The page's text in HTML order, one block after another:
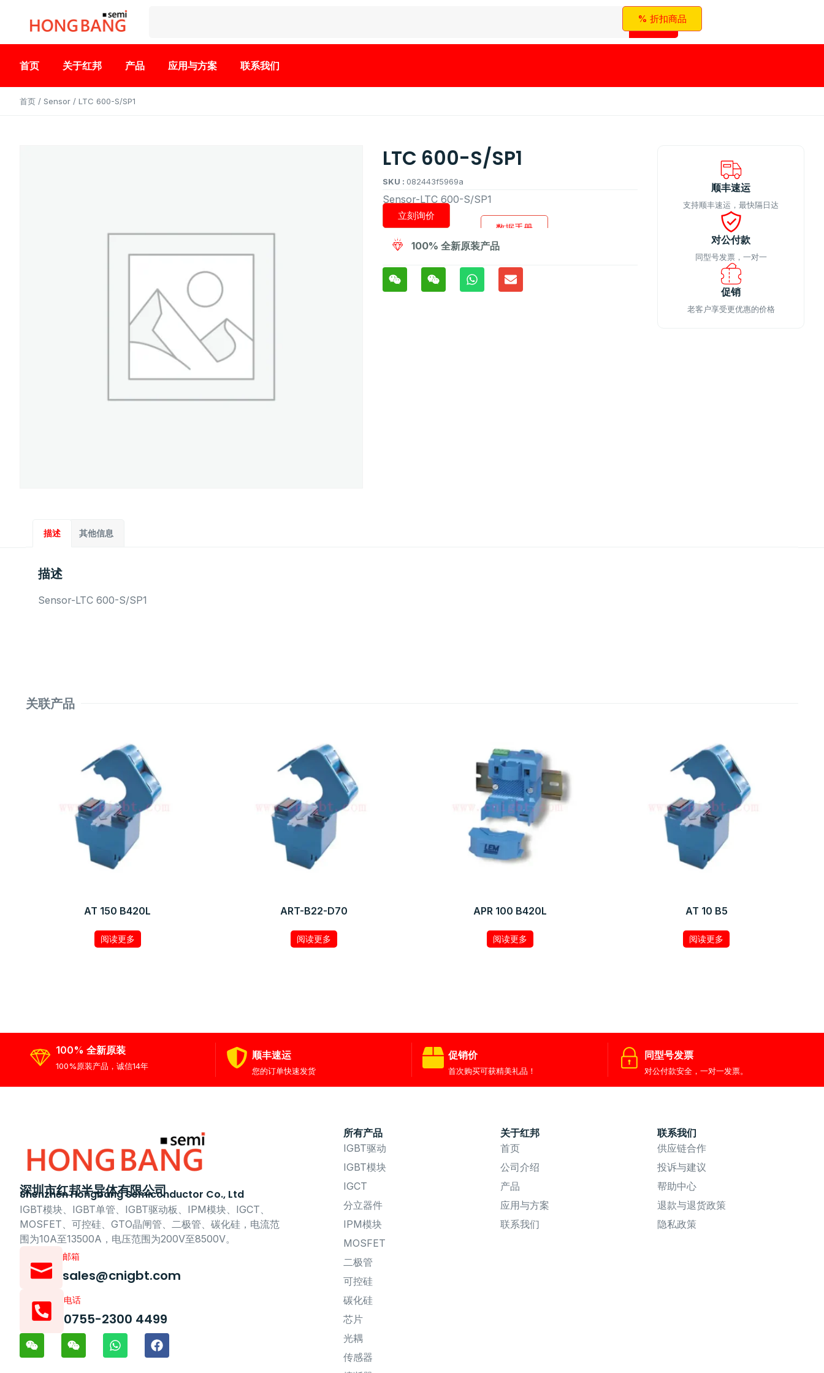
% 折扣商品
首页 关于红邦 产品 应用与方案 联系我们
首页 / Sensor / LTC 600-S/SP1
LTC 600-S/SP1
SKU : 082443f5969a
Sensor-LTC 600-S/SP1
数据手册
立刻询价
100% 全新原装产品
顺丰速运
支持顺丰速运，最快隔日达
对公付款
同型号发票，一对一
促销
老客户享受更优惠的价格
描述 其他信息
描述
Sensor-LTC 600-S/SP1
关联产品
AT 150 B420L
阅读更多
ART-B22-D70
阅读更多
APR 100 B420L
阅读更多
AT 10 B5
阅读更多
100% 全新原装
100%原装产品，诚信14年
顺丰速运
您的订单快速发货
促销价
首次购买可获精美礼品！
同型号发票
对公付款安全，一对一发票。
深圳市红邦半导体有限公司
Shenzhen Hongbang Semiconductor Co., Ltd
IGBT模块、IGBT单管、IGBT驱动板、IPM模块、IGCT、
MOSFET、可控硅、GTO晶闸管、二极管、碳化硅，电流范
围为10A至13500A，电压范围为200V至8500V。
邮箱
sales@cnigbt.com
电话
0755-2300 4499
所有产品
IGBT驱动
IGBT模块
IGCT
分立器件
IPM模块
MOSFET
二极管
可控硅
碳化硅
芯片
光耦
传感器
关于红邦
首页
公司介绍
产品
应用与方案
联系我们
联系我们
供应链合作
投诉与建议
帮助中心
退款与退货政策
隐私政策